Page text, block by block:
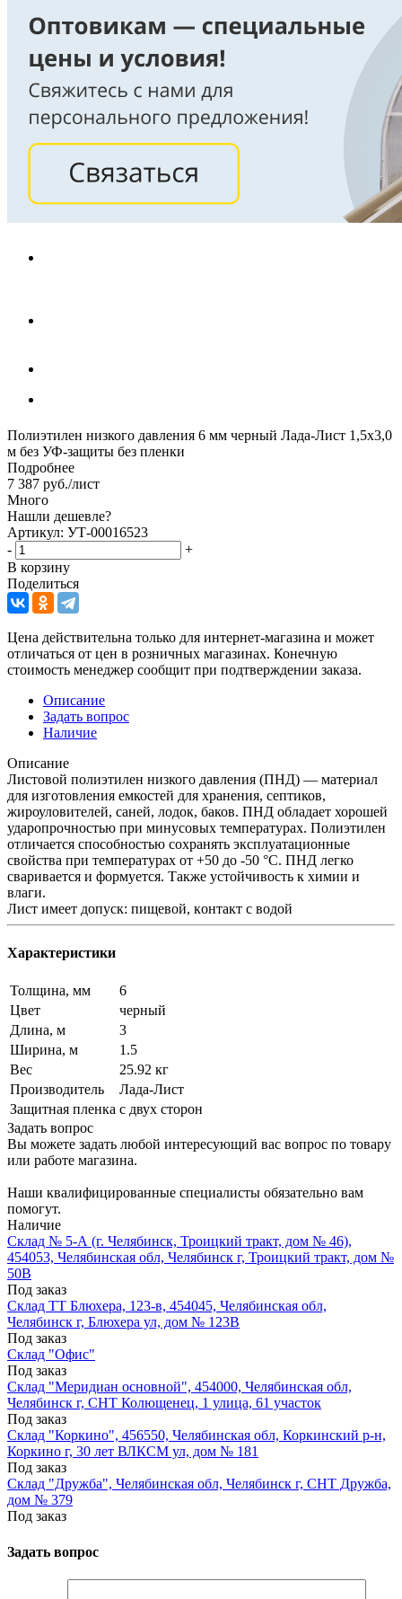
Полиэтилен низкого давления 6 мм черный Лада-Лист 1,5х3,0
м без УФ-защиты без пленки
Подробнее
7 387 руб./лист
Много
Нашли дешевле?
Артикул: УТ-00016523
-
+
В корзину
Поделиться
Цена действительна только для интернет-магазина и может
отличаться от цен в розничных магазинах. Конечную
стоимость менеджер сообщит при подтверждении заказа.
Описание
Задать вопрос
Наличие
Описание
Листовой полиэтилен низкого давления (ПНД) — материал
для изготовления емкостей для хранения, септиков,
жироуловителей, саней, лодок, баков. ПНД обладает хорошей
ударопрочностью при минусовых температурах. Полиэтилен
отличается способностью сохранять эксплуатационные
свойства при температурах от +50 до -50 °C. ПНД легко
сваривается и формуется. Также устойчивость к химии и
влaги.
Лист имеет допуск: пищевой, кoнтакт c вoдoй
Характеристики
Толщина, мм
6
Цвет
черный
Длина, м
3
Ширина, м
1.5
Вес
25.92 кг
Производитель
Лада-Лист
Защитная пленка с двух сторон
Задать вопрос
Вы можете задать любой интересующий вас вопрос по товару
или работе магазина.
Наши квалифицированные специалисты обязательно вам
помогут.
Наличие
Склад № 5-А (г. Челябинск, Троицкий тракт, дом № 46),
454053, Челябинская обл, Челябинск г, Троицкий тракт, дом №
50В
Под заказ
Склад ТТ Блюхера, 123-в, 454045, Челябинская обл,
Челябинск г, Блюхера ул, дом № 123В
Под заказ
Склад "Офис"
Под заказ
Склад "Меридиан основной", 454000, Челябинская обл,
Челябинск г, СНТ Колющенец, 1 улица, 61 участок
Под заказ
Склад "Коркино", 456550, Челябинская обл, Коркинский р-н,
Коркино г, 30 лет ВЛКСМ ул, дом № 181
Под заказ
Склад "Дружба", Челябинская обл, Челябинск г, СНТ Дружба,
дом № 379
Под заказ
Задать вопрос